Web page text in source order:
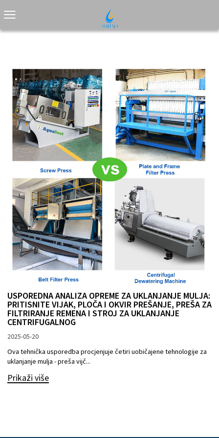
USPOREDNA ANALIZA OPREME ZA UKLANJANJE MULJA:
PRITISNITE VIJAK, PLOČA I OKVIR PREŠANJE, PREŠA ZA
FILTRIRANJE REMENA I STROJ ZA UKLANJANJE
CENTRIFUGALNOG
2025-05-20
Ova tehnička usporedba procjenjuje četiri uobičajene tehnologije za
uklanjanje mulja - preša vijč...
Prikaži više